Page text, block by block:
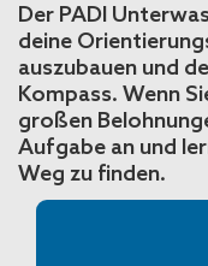
Der PADI
deine
auszubauen und
Kompass. Wenn
großen
Aufgabe an und
Weg zu finden.